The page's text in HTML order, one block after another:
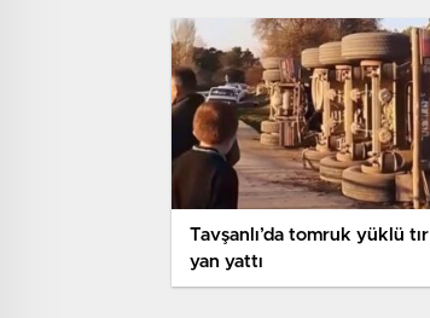
Tavşanlı’da tomruk yüklü tır
yan yattı